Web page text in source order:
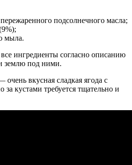
подсолнечного масла;
мыла.
ингредиенты согласно описанию
землю под ними.
вкусная сладкая ягода с
кустами требуется тщательно и